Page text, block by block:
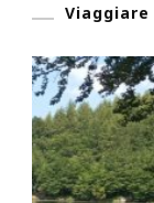
Viaggiare